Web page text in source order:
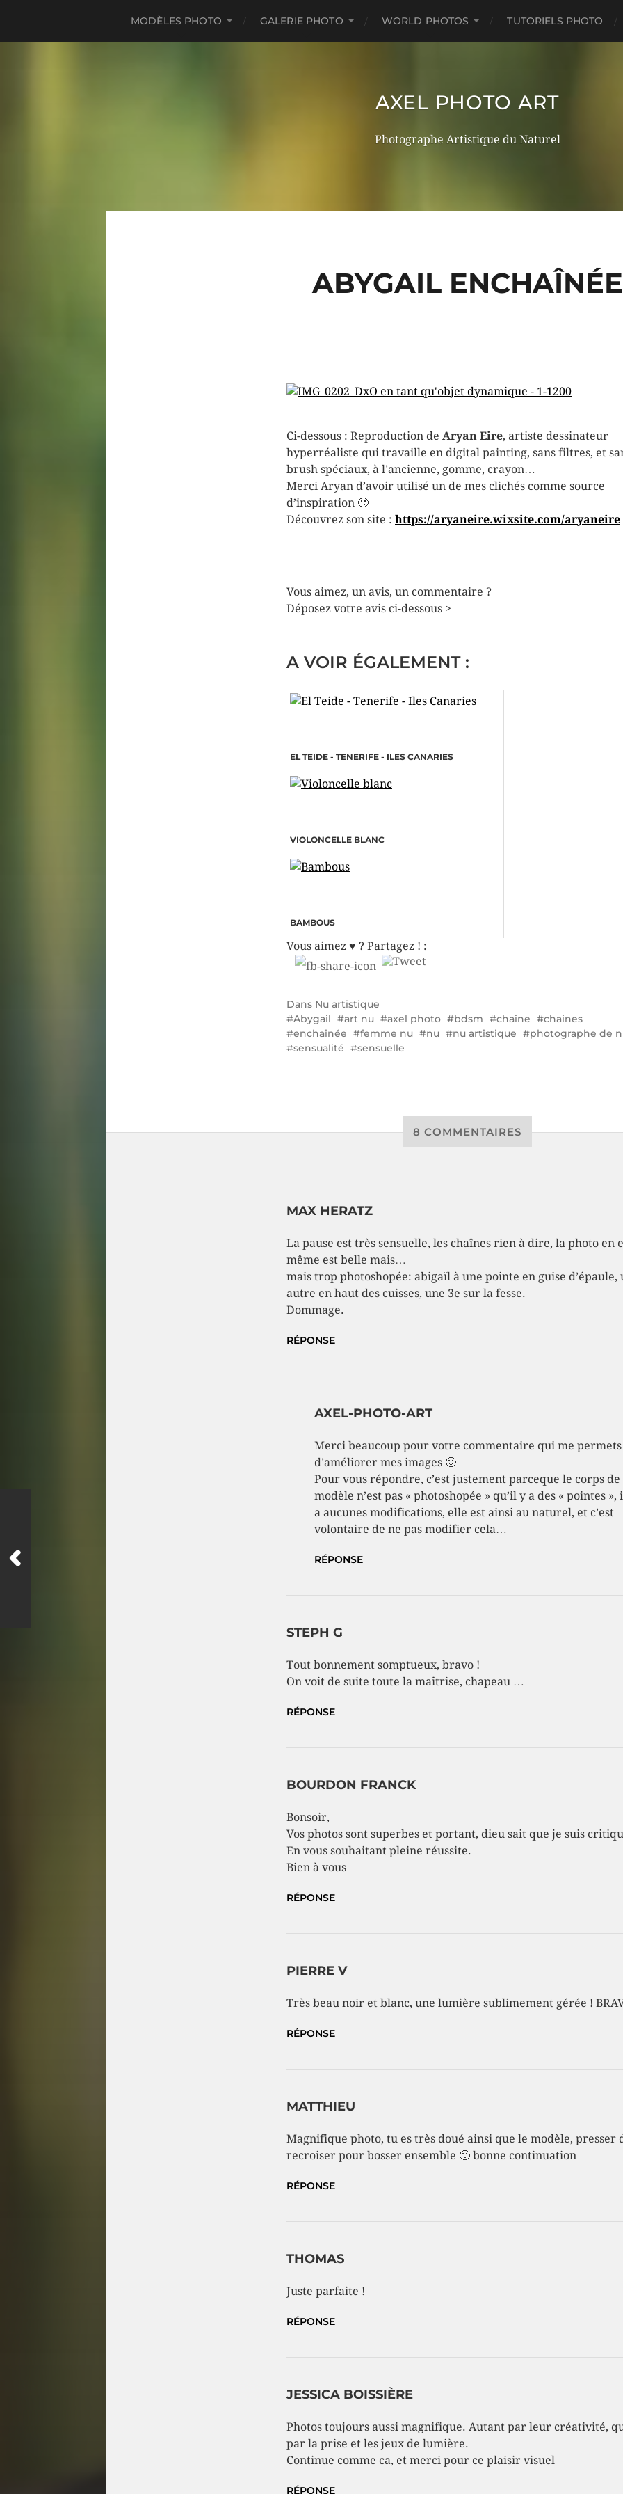
MODÈLES PHOTO GALERIE PHOTO WORLD PHOTOS TUTORIELS PHOTO
AXEL PHOTO ART
Photographe Artistique du Naturel
ABYGAIL ENCHAÎNÉE
Ci-dessous : Reproduction de Aryan Eire, artiste dessinateur
hyperréaliste qui travaille en digital painting, sans filtres, et
brush spéciaux, à l’ancienne, gomme, crayon…
Merci Aryan d’avoir utilisé un de mes clichés comme source
d’inspiration 🙂
Découvrez son site : https://aryaneire.wixsite.com/aryaneire
Vous aimez, un avis, un commentaire ?
Déposez votre avis ci-dessous >
A VOIR ÉGALEMENT :
EL TEIDE - TENERIFE - ILES CANARIES
VIOLONCELLE BLANC
BAMBOUS
Vous aimez ♥ ? Partagez ! :
Dans Nu artistique
Abygail
art nu axel photo bdsm chaine
chaines
enchainée
femme nu nu nu artistique
photographe de
sensualité
sensuelle
8 COMMENTAIRES
MAX HERATZ
La pause est très sensuelle, les chaînes rien à dire, la photo en
même est belle mais…
mais trop photoshopée: abigaïl à une pointe en guise d’épaule,
autre en haut des cuisses, une 3e sur la fesse.
Dommage.
RÉPONSE
AXEL-PHOTO-ART
Merci beaucoup pour votre commentaire qui me permets
d’améliorer mes images 🙂
Pour vous répondre, c’est justement parceque le corps de
modèle n’est pas « photoshopée » qu’il y a des « pointes »,
a aucunes modifications, elle est ainsi au naturel, et c’est
volontaire de ne pas modifier cela…
RÉPONSE
STEPH G
Tout bonnement somptueux, bravo !
On voit de suite toute la maîtrise, chapeau …
RÉPONSE
BOURDON FRANCK
Bonsoir,
Vos photos sont superbes et portant, dieu sait que je suis
En vous souhaitant pleine réussite.
Bien à vous
RÉPONSE
PIERRE V
Très beau noir et blanc, une lumière sublimement gérée !
RÉPONSE
MATTHIEU
Magnifique photo, tu es très doué ainsi que le modèle, presser
recroiser pour bosser ensemble 🙂 bonne continuation
RÉPONSE
THOMAS
Juste parfaite !
RÉPONSE
JESSICA BOISSIÈRE
Photos toujours aussi magnifique. Autant par leur créativité,
par la prise et les jeux de lumière.
Continue comme ca, et merci pour ce plaisir visuel
RÉPONSE